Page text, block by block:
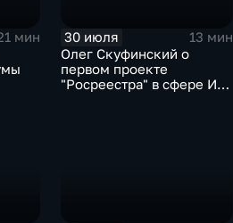
мин
30 июля
13 мин
Олег Скуфинский о
первом проекте
"Росреестра" в сфере ИИ